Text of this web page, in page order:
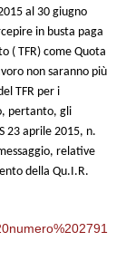
al 30 giugno
in busta paga
( TFR) come Quota
non saranno più
TFR per i
pertanto, gli
23 aprile 2015, n.
relative
della Qu.I.R.